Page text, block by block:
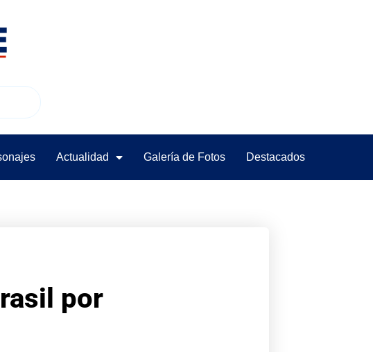
Actualidad Galería de Fotos Destacados
por